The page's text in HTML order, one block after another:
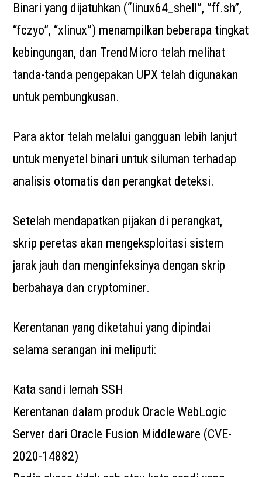
Binari yang dijatuhkan (“linux64_shell”, ”ff.sh”,
“fczyo”, “xlinux”) menampilkan beberapa tingkat
kebingungan, dan TrendMicro telah melihat
tanda-tanda pengepakan UPX telah digunakan
untuk pembungkusan.
Para aktor telah melalui gangguan lebih lanjut
untuk menyetel binari untuk siluman terhadap
analisis otomatis dan perangkat deteksi.
Setelah mendapatkan pijakan di perangkat,
skrip peretas akan mengeksploitasi sistem
jarak jauh dan menginfeksinya dengan skrip
berbahaya dan cryptominer.
Kerentanan yang diketahui yang dipindai
selama serangan ini meliputi:
Kata sandi lemah SSH
Kerentanan dalam produk Oracle WebLogic
Server dari Oracle Fusion Middleware (CVE-
2020-14882)